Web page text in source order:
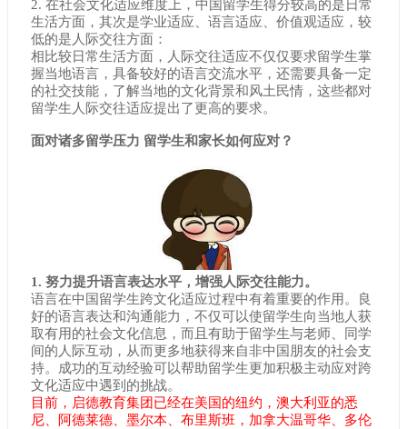
2. 在社会文化适应维度上，中国留学生得分较高的是日常
生活方面，其次是学业适应、语言适应、价值观适应，较
低的是人际交往方面：
相比较日常生活方面，人际交往适应不仅仅要求留学生掌
握当地语言，具备较好的语言交流水平，还需要具备一定
的社交技能，了解当地的文化背景和风土民情，这些都对
留学生人际交往适应提出了更高的要求。
面对诸多留学压力 留学生和家长如何应对？
1. 努力提升语言表达水平，增强人际交往能力。
语言在中国留学生跨文化适应过程中有着重要的作用。良
好的语言表达和沟通能力，不仅可以使留学生向当地人获
取有用的社会文化信息，而且有助于留学生与老师、同学
间的人际互动，从而更多地获得来自非中国朋友的社会支
持。成功的互动经验可以帮助留学生更加积极主动应对跨
文化适应中遇到的挑战。
目前，启德教育集团已经在美国的纽约，澳大利亚的悉
尼、阿德莱德、墨尔本、布里斯班，加拿大温哥华、多伦